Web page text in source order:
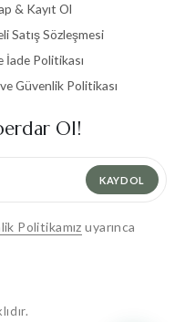
& Kayıt Ol
Satış Sözleşmesi
İade Politikası
Güvenlik Politikası
Ol!
KAYDOL
Politikamız uyarınca